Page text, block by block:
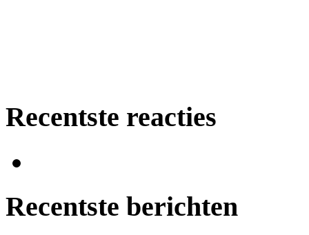
Recentste reacties
Recentste berichten